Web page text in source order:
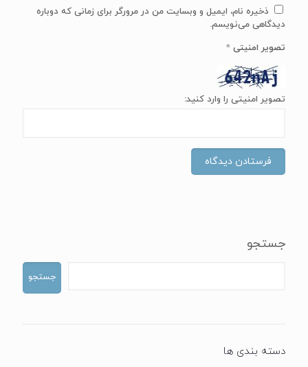
ذخیره نام، ایمیل و وبسایت من در مرورگر برای زمانی که دوباره
دیدگاهی می‌نویسم.
تصویر امنیتی *
تصویر امنیتی را وارد کنید:
جستجو
جستجو
دسته بندی ها